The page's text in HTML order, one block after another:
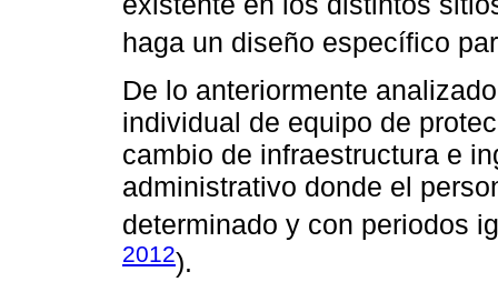
haga un diseño específico
De lo anteriormente
individual de equipo de
cambio de infraestructura e
administrativo donde el
determinado y con periodos
2012).